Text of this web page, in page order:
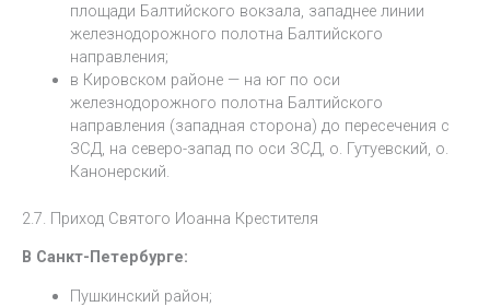
площади Балтийского вокзала, западнее линии
железнодорожного полотна Балтийского
направления;
в Кировском районе — на юг по оси
железнодорожного полотна Балтийского
направления (западная сторона) до пересечения с
ЗСД, на северо-запад по оси ЗСД, о. Гутуевский, о.
Канонерский.
2.7. Приход Святого Иоанна Крестителя
В Санкт-Петербурге:
Пушкинский район;